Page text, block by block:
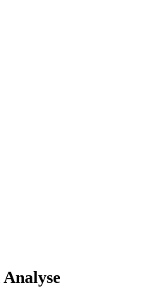
Analyse